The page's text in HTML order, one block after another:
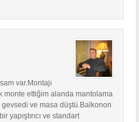
var.Montajı
monte ettiğim alanda mantolama
ve masa düştü.Balkonon
yapıştırıcı ve standart